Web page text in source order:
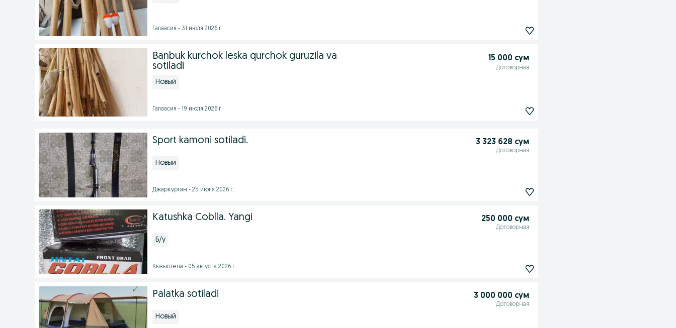
Галаасия - 31 июля 2026 г.
Banbuk kurchok leska qurchok guruzila va
sotiladi
15 000 сум
Договорная
Новый
Галаасия - 19 июля 2026 г.
Sport kamoni sotiladi. 3 323 628 сум
Договорная
Новый
Джаркурган - 25 июля 2026 г.
Katushka Coblla. Yangi 250 000 сум
Договорная
Б/у
Кызылтепа - 05 августа 2026 г.
Palatka sotiladi 3 000 000 сум
Договорная
Новый